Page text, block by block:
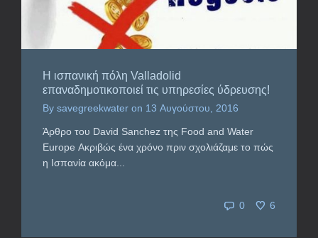
Η ισπανική πόλη Valladolid
επαναδημοτικοποιεί τις υπηρεσίες ύδρευσης!
By savegreekwater on 13 Αυγούστου, 2016
Άρθρο του David Sanchez της Food and Water
Europe Ακριβώς ένα χρόνο πριν σχολιάζαμε το πώς
η Ισπανία ακόμα...
0 6